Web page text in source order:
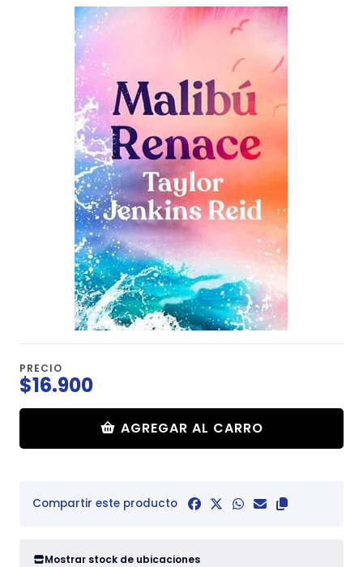
PRECIO
$16.900
AGREGAR AL CARRO
Compartir este producto
Mostrar stock de ubicaciones